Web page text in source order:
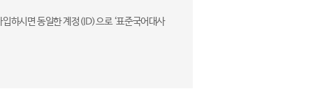
하시면 동일한 계정(ID)으로 ‘표준국어대사